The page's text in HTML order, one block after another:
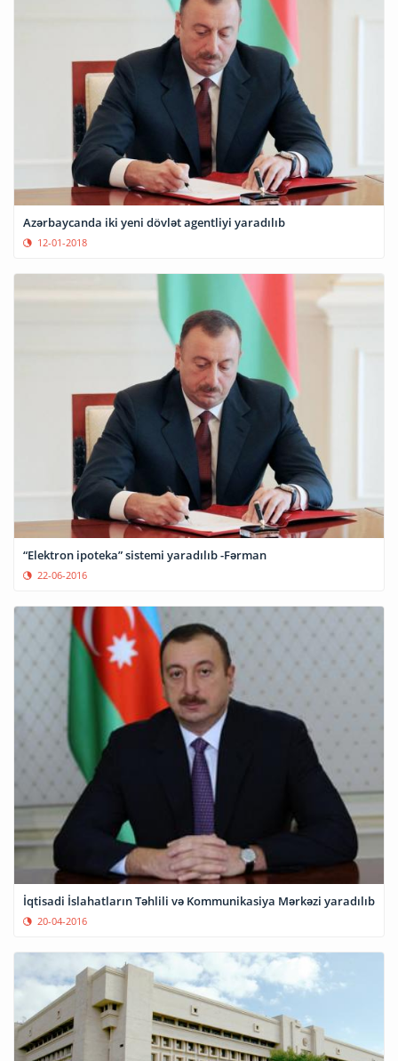
Azərbaycanda iki yeni dövlət agentliyi yaradılıb
12-01-2018
“Elektron ipoteka” sistemi yaradılıb -Fərman
22-06-2016
İqtisadi İslahatların Təhlili və Kommunikasiya Mərkəzi yaradılıb
20-04-2016